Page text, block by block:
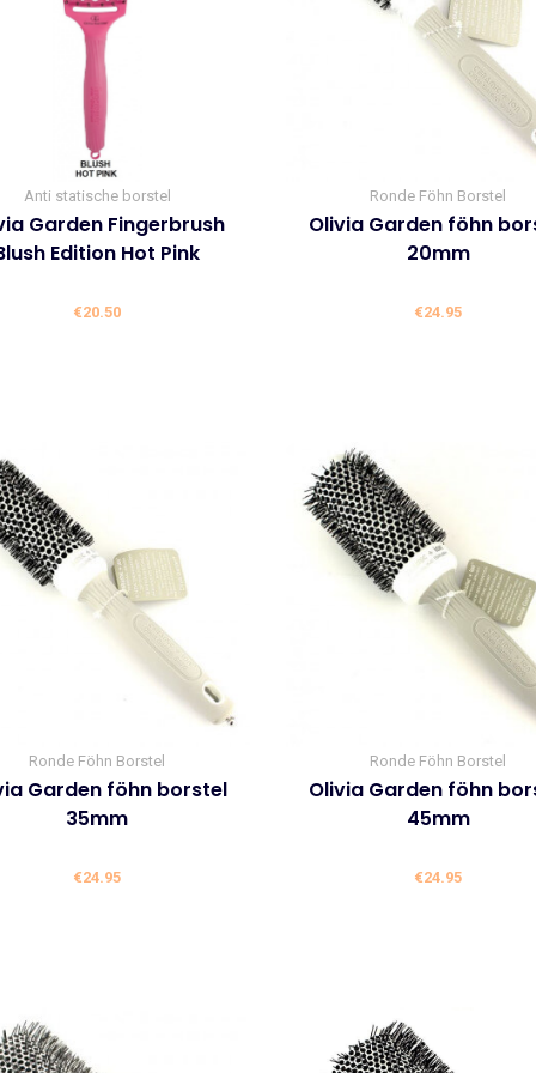
Anti statische borstel
Garden Fingerbrush
Edition Hot Pink
€20.50
Ronde Föhn Borstel
Olivia Garden föhn
20mm
€24.95
Ronde Föhn Borstel
Garden föhn borstel
35mm
€24.95
Ronde Föhn Borstel
Olivia Garden föhn
45mm
€24.95